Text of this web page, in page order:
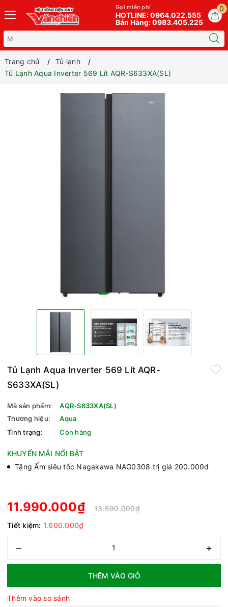
0
Gọi miễn phí
HOTLINE: 0964.022.555
Bán Hàng: 0983.405.225
Trang chủ
Tủ lạnh
Tủ Lạnh Aqua Inverter 569 Lít AQR-S633XA(SL)
Tủ Lạnh Aqua Inverter 569 Lít AQR-
S633XA(SL)
Mã sản phẩm:
AQR-S633XA(SL)
Thương hiệu:
Aqua
Tình trạng:
Còn hàng
KHUYẾN MÃI NỔI BẬT
Tặng Ấm siêu tốc Nagakawa NAG0308 trị giá 200.000đ
11.990.000₫
13.590.000₫
Tiết kiệm: 1.600.000₫
– +
THÊM VÀO GIỎ
Thêm vào so sánh